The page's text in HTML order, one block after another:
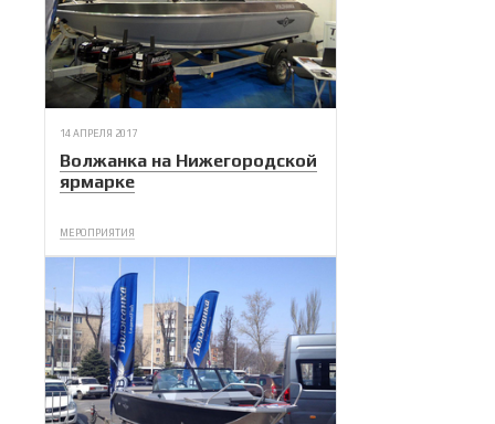
14 АПРЕЛЯ 2017
Волжанка на Нижегородской
ярмарке
МЕРОПРИЯТИЯ